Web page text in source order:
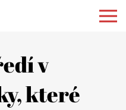
v
které